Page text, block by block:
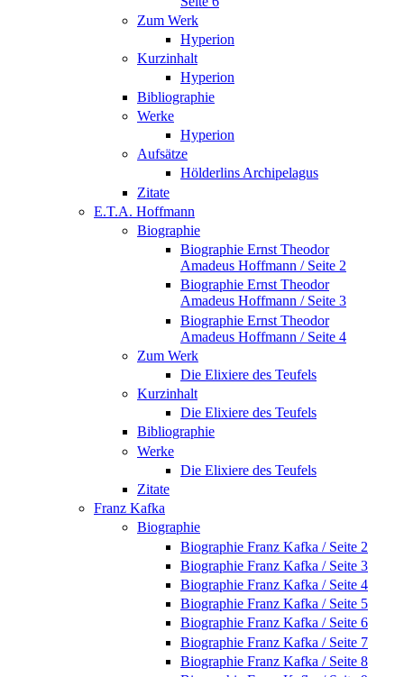
Zum Werk
Hyperion
Kurzinhalt
Hyperion
Bibliographie
Werke
Hyperion
Aufsätze
Hölderlins Archipelagus
Zitate
E.T.A. Hoffmann
Biographie
Biographie Ernst Theodor
Amadeus Hoffmann / Seite 2
Biographie Ernst Theodor
Amadeus Hoffmann / Seite 3
Biographie Ernst Theodor
Amadeus Hoffmann / Seite 4
Zum Werk
Die Elixiere des Teufels
Kurzinhalt
Die Elixiere des Teufels
Bibliographie
Werke
Die Elixiere des Teufels
Zitate
Franz Kafka
Biographie
Biographie Franz Kafka / Seite 2
Biographie Franz Kafka / Seite 3
Biographie Franz Kafka / Seite 4
Biographie Franz Kafka / Seite 5
Biographie Franz Kafka / Seite 6
Biographie Franz Kafka / Seite 7
Biographie Franz Kafka / Seite 8